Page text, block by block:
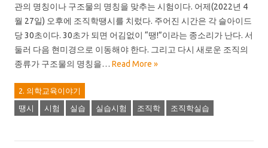
관의 명칭이나 구조물의 명칭을 맞추는 시험이다. 어제(2022년 4
월 27일) 오후에 조직학땡시를 치렀다. 주어진 시간은 각 슬아이드
당 30초이다. 30초가 되면 어김없이 “땡!”이라는 종소리가 난다. 서
둘러 다음 현미경으로 이동해야 한다. 그리고 다시 새로운 조직의
종류가 구조물의 명칭을… Read More »
2. 의학교육이야기
땡시 시험 실습 실습시험 조직학 조직학실습